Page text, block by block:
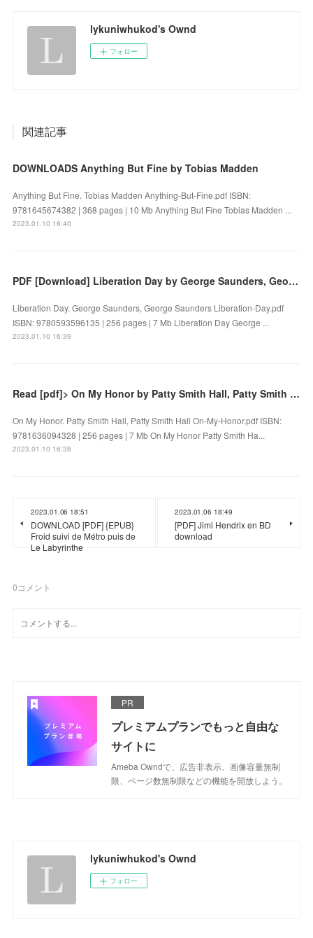
lykuniwhukod's Ownd
フォロー
関連記事
DOWNLOADS Anything But Fine by Tobias Madden
Anything But Fine. Tobias Madden Anything-But-Fine.pdf ISBN:
9781645674382 | 368 pages | 10 Mb Anything But Fine Tobias Madden ...
2023.01.10 16:40
PDF [Download] Liberation Day by George Saunders, George Saunders
Liberation Day. George Saunders, George Saunders Liberation-Day.pdf
ISBN: 9780593596135 | 256 pages | 7 Mb Liberation Day George ...
2023.01.10 16:39
Read [pdf]> On My Honor by Patty Smith Hall, Patty Smith Hall
On My Honor. Patty Smith Hall, Patty Smith Hall On-My-Honor.pdf ISBN:
9781636094328 | 256 pages | 7 Mb On My Honor Patty Smith Ha...
2023.01.10 16:38
2023.01.06 18:51
DOWNLOAD [PDF] {EPUB}
Froid suivi de Métro puis de
Le Labyrinthe
2023.01.06 18:49
[PDF] Jimi Hendrix en BD
download
0コメント
PR
プレミアムプランでもっと自由な
サイトに
Ameba Owndで、広告非表示、画像容量無制
限、ページ数無制限などの機能を開放しよう。
lykuniwhukod's Ownd
フォロー